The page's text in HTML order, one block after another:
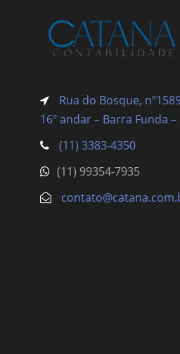
Rua do Bosque,
16º andar – Barra Funda –
(11) 3383-4350
(11) 99354-7935